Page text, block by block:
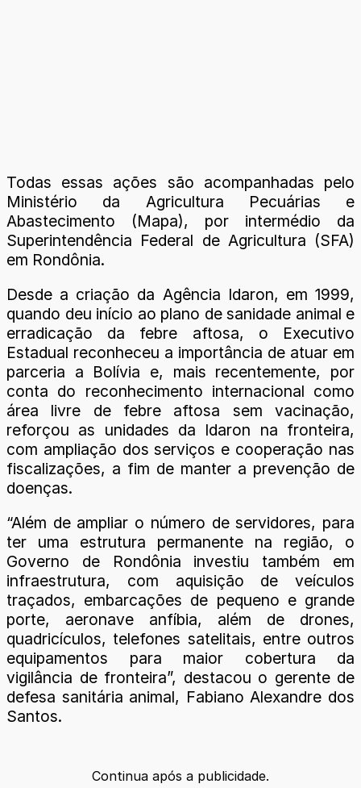
Todas essas ações são acompanhadas pelo
Ministério da Agricultura Pecuárias e
Abastecimento (Mapa), por intermédio da
Superintendência Federal de Agricultura (SFA)
em Rondônia.
Desde a criação da Agência Idaron, em 1999,
quando deu início ao plano de sanidade animal e
erradicação da febre aftosa, o Executivo
Estadual reconheceu a importância de atuar em
parceria a Bolívia e, mais recentemente, por
conta do reconhecimento internacional como
área livre de febre aftosa sem vacinação,
reforçou as unidades da Idaron na fronteira,
com ampliação dos serviços e cooperação nas
fiscalizações, a fim de manter a prevenção de
doenças.
“Além de ampliar o número de servidores, para
ter uma estrutura permanente na região, o
Governo de Rondônia investiu também em
infraestrutura, com aquisição de veículos
traçados, embarcações de pequeno e grande
porte, aeronave anfíbia, além de drones,
quadricículos, telefones satelitais, entre outros
equipamentos para maior cobertura da
vigilância de fronteira”, destacou o gerente de
defesa sanitária animal, Fabiano Alexandre dos
Santos.
Continua após a publicidade.